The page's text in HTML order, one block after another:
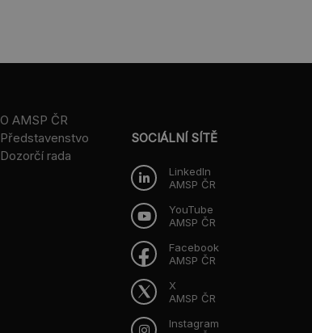
O AMSP ČR
Představenstvo
Dozorčí rada
SOCIÁLNÍ SÍTĚ
LinkedIn
AMSP ČR
YouTube
AMSP ČR
Facebook
AMSP ČR
X
AMSP ČR
Instagram